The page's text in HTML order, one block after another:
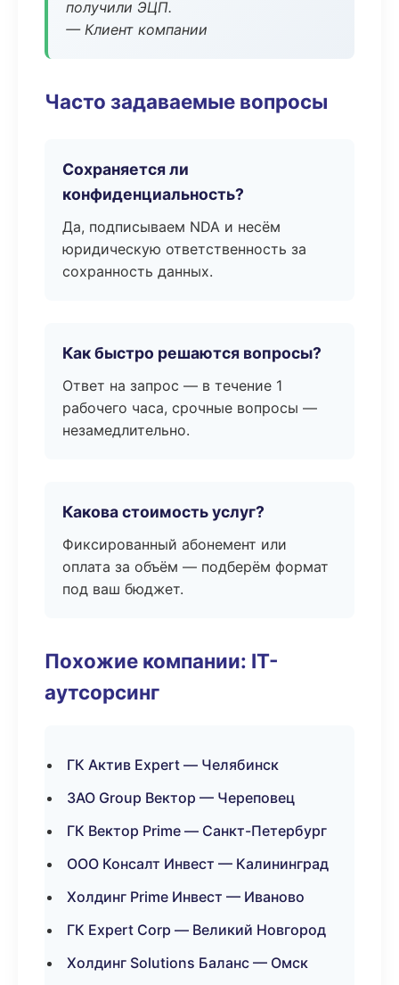
получили ЭЦП.
— Клиент компании
Часто задаваемые вопросы
Сохраняется ли
конфиденциальность?
Да, подписываем NDA и несём
юридическую ответственность за
сохранность данных.
Как быстро решаются вопросы?
Ответ на запрос — в течение 1
рабочего часа, срочные вопросы —
незамедлительно.
Какова стоимость услуг?
Фиксированный абонемент или
оплата за объём — подберём формат
под ваш бюджет.
Похожие компании: IT-
аутсорсинг
ГК Актив Expert — Челябинск
ЗАО Group Вектор — Череповец
ГК Вектор Prime — Санкт-Петербург
ООО Консалт Инвест — Калининград
Холдинг Prime Инвест — Иваново
ГК Expert Corp — Великий Новгород
Холдинг Solutions Баланс — Омск